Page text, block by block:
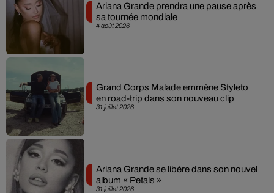
4 août 2026
Ariana Grande prendra une pause après
sa tournée mondiale
31 juillet 2026
Grand Corps Malade emmène Styleto
en road-trip dans son nouveau clip
31 juillet 2026
Ariana Grande se libère dans son nouvel
album « Petals »